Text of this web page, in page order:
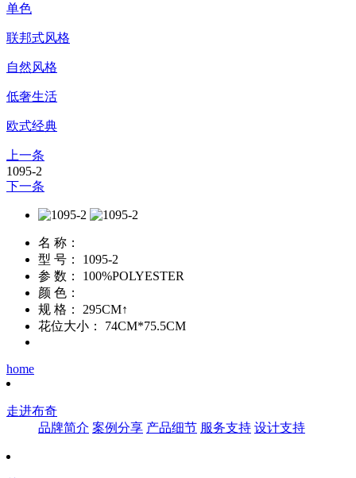
单色
联邦式风格
自然风格
低奢生活
欧式经典
上一条
1095-2
下一条
名 称：
型 号：
1095-2
参 数：
100%POLYESTER
颜 色：
规 格：
295CM↑
花位大小：
74CM*75.5CM
home
走进布奇
品牌简介 案例分享 产品细节 服务支持 设计支持